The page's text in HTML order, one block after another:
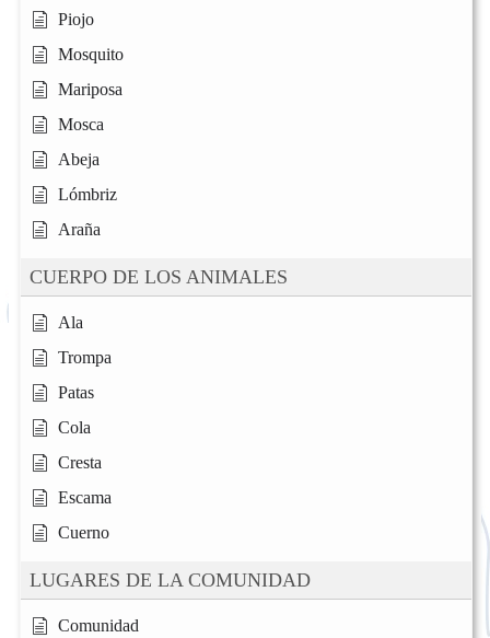
Piojo
Mosquito
Mariposa
Mosca
Abeja
Lómbriz
Araña
CUERPO DE LOS ANIMALES
Ala
Trompa
Patas
Cola
Cresta
Escama
Cuerno
LUGARES DE LA COMUNIDAD
Comunidad